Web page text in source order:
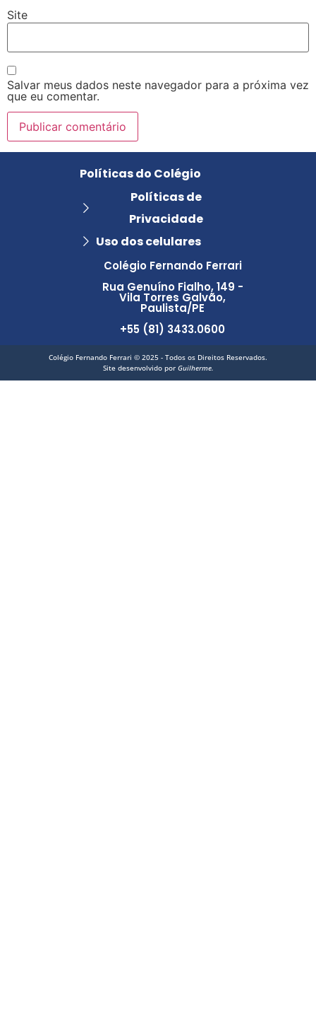
Site
Salvar meus dados neste navegador para a próxima vez
que eu comentar.
Colégio Fernando Ferrari
Rua Genuíno Fialho, 149 -
Vila Torres Galvão,
Paulista/PE
+55 (81) 3433.0600
Políticas do Colégio
Políticas de
Privacidade
Uso dos celulares
Colégio Fernando Ferrari © 2025 - Todos os Direitos Reservados.
Site desenvolvido por Guilherme.